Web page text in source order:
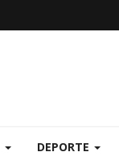
DEPORTE